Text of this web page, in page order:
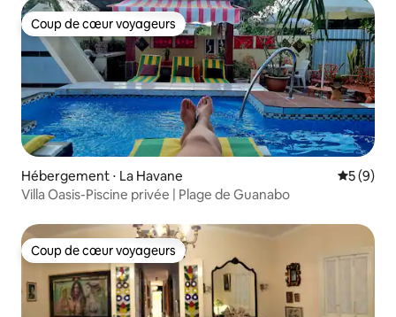
Coup de cœur voyageurs
Coup de cœur voyageurs
Hébergement ⋅ La Havane
5 (9)
Villa Oasis-Piscine privée | Plage de Guanabo
Coup de cœur voyageurs
Coup de cœur voyageurs